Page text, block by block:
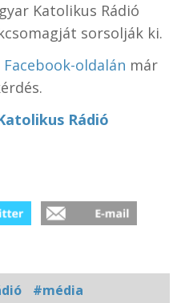
Katolikus Rádió
sorsolják ki.
oldalán már
Rádió
#média